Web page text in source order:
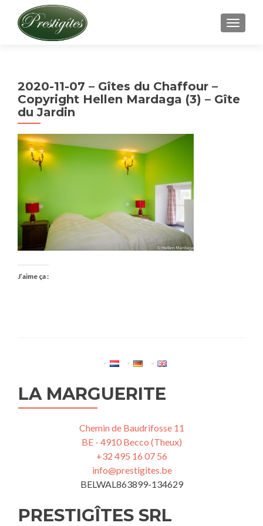
2020-11-07 – Gîtes du Chaffour –
Copyright Hellen Mardaga (3) – Gîte
du Jardin
J’aime ça :
LA MARGUERITE
Chemin de Baudrifosse 11
BE - 4910 Becco (Theux)
+32 495 16 07 56
info@prestigites.be
BELWAL863899-134629
PRESTIGÎTES SRL